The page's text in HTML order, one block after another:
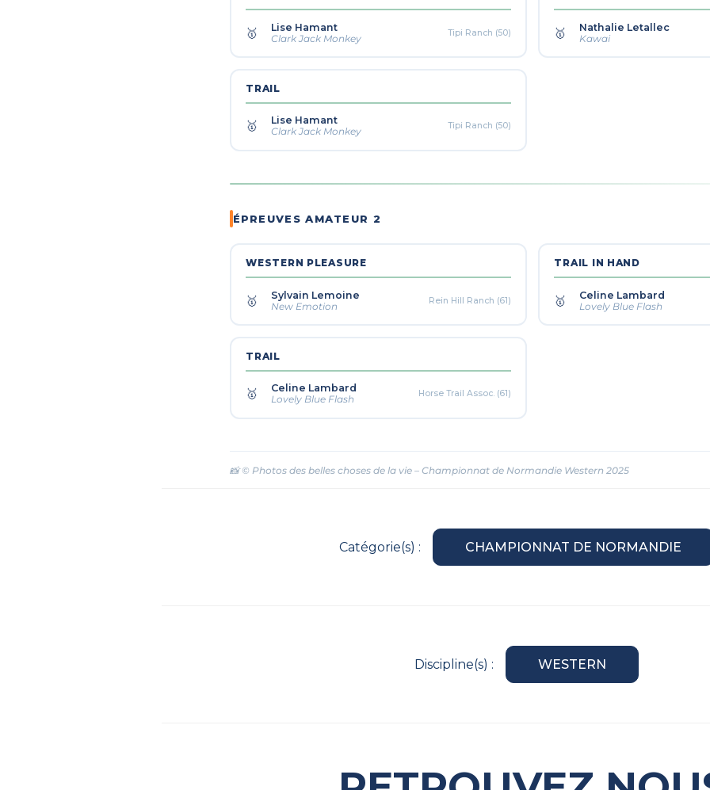
🥇 Lise Hamant
Clark Jack Monkey
Tipi Ranch (50) 🥇 Nathalie Letallec
Kawai
TRAIL
🥇 Lise Hamant
Clark Jack Monkey
Tipi Ranch (50)
ÉPREUVES AMATEUR 2
WESTERN PLEASURE
🥇 Sylvain Lemoine
New Emotion
Rein Hill Ranch (61)
TRAIL IN HAND
🥇 Celine Lambard
Lovely Blue Flash
TRAIL
🥇 Celine Lambard
Lovely Blue Flash
Horse Trail Assoc. (61)
📸 © Photos des belles choses de la vie – Championnat de Normandie Western 2025
Catégorie(s) : CHAMPIONNAT DE NORMANDIE
Discipline(s) : WESTERN